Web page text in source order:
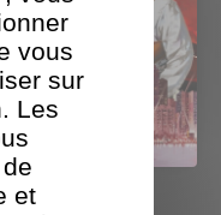
vous
sur
Les
et